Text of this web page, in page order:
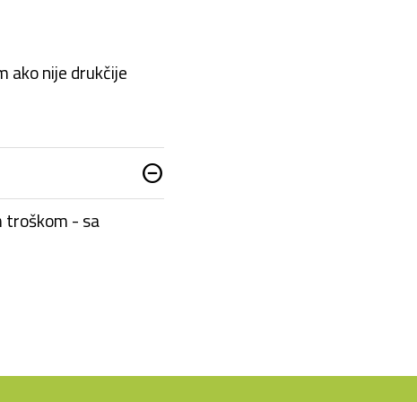
ako nije drukčije
do_not_disturb_on
troškom - sa